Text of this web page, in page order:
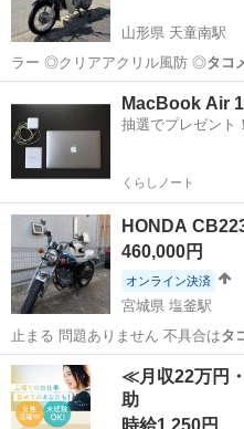
山形県 天童南駅
ラー ◎クリアアクリル風防 ◎タコ
ン…
天童市 天童南駅
MacBook Air
抽選でプレゼント
くらしノート
HONDA
460,000円
オンライン決済
宮城県 塩釜駅
止まる 問題ありません 不具合はタ
ため たま…
宮城 塩竈市 塩釜駅 ホ
≪月収22万円
助